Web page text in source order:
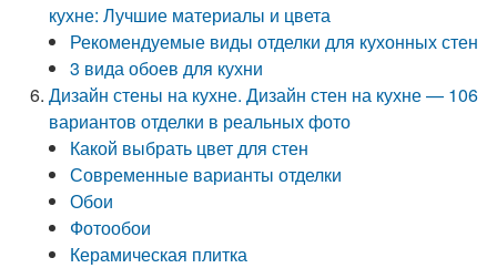
кухне: Лучшие материалы и цвета
Рекомендуемые виды отделки для кухонных стен
3 вида обоев для кухни
Дизайн стены на кухне. Дизайн стен на кухне — 106
вариантов отделки в реальных фото
Какой выбрать цвет для стен
Современные варианты отделки
Обои
Фотообои
Керамическая плитка